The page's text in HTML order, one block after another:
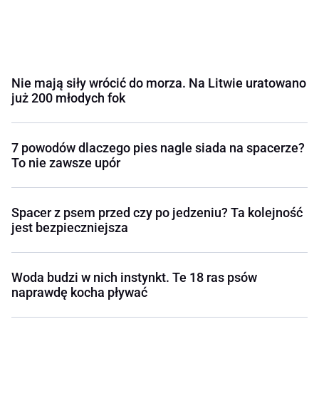
Nie mają siły wrócić do morza. Na Litwie uratowano
już 200 młodych fok
7 powodów dlaczego pies nagle siada na spacerze?
To nie zawsze upór
Spacer z psem przed czy po jedzeniu? Ta kolejność
jest bezpieczniejsza
Woda budzi w nich instynkt. Te 18 ras psów
naprawdę kocha pływać